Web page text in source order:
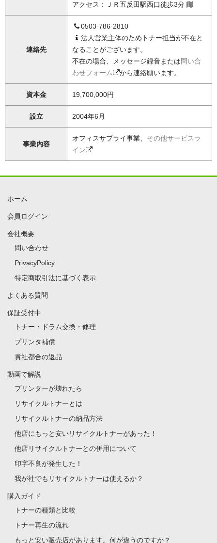
アクセス：ＪＲ五反田駅西口徒歩3分
連絡先
0503-786-2810
法人営業主体のためトナー担当が不在と
なることがございます。
不在の場合、メッセージ録音または問い合
わせフォーム
から連絡願います。
資本金 19,700,000円
設立 2004年6月
事業内容
オフィスサプライ事業、 その他サービスラ
イン
ホーム
会員ログイン
会社概要
問い合わせ
PrivacyPolicy
特定商取引法に基づく表示
よくある質問
保証受付中
トナー・ドラム交換・修理
プリンタ補償
貴社都合の返品
動画で解説
プリンターが壊れたら
リサイクルトナーとは
リサイクルトナーの納品方法
他店にもっと安いリサイクルトナーがあった！
他店リサイクルトナーとの併用について
印字不良が発生した！
我が社でもリサイクルトナーは使えるか？
購入ガイド
トナーの種類と比較
トナー再生の流れ
もっと安い販売店があります。何が違うのですか？